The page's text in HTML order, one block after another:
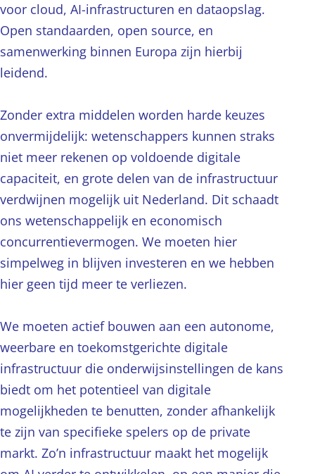
voor cloud, AI-infrastructuren en dataopslag.
Open standaarden, open source, en
samenwerking binnen Europa zijn hierbij
leidend.
Zonder extra middelen worden harde keuzes
onvermijdelijk: wetenschappers kunnen straks
niet meer rekenen op voldoende digitale
capaciteit, en grote delen van de infrastructuur
verdwijnen mogelijk uit Nederland. Dit schaadt
ons wetenschappelijk en economisch
concurrentievermogen. We moeten hier
simpelweg in blijven investeren en we hebben
hier geen tijd meer te verliezen.
We moeten actief bouwen aan een autonome,
weerbare en toekomstgerichte digitale
infrastructuur die onderwijsinstellingen de kans
biedt om het potentieel van digitale
mogelijkheden te benutten, zonder afhankelijk
te zijn van specifieke spelers op de private
markt. Zo’n infrastructuur maakt het mogelijk